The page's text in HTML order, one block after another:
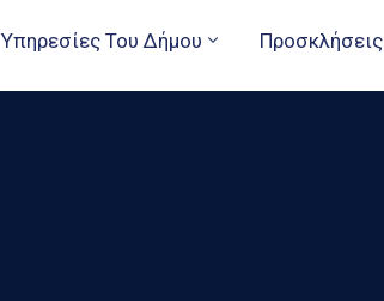
Υπηρεσίες Του Δήμου Προσκλήσεις